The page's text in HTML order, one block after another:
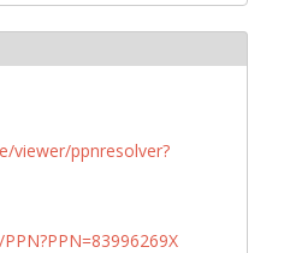
viewer/ppnresolver?